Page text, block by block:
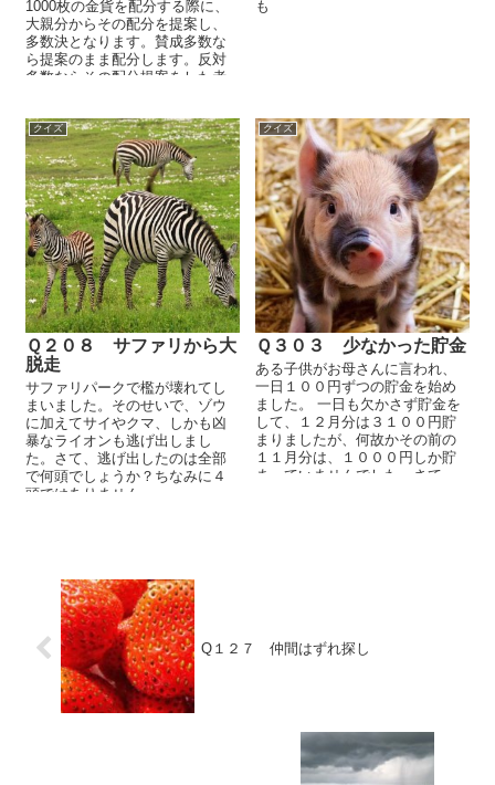
1000枚の金貨を配分する際に、
大親分からその配分を提案し、
多数決となります。賛成多数な
ら提案のまま配分します。反対
多数ならその配分提案をした者
も
クイズ
Ｑ２０８ サファリから大
脱走
サファリパークで檻が壊れてし
まいました。そのせいで、ゾウ
に加えてサイやクマ、しかも凶
暴なライオンも逃げ出しまし
た。さて、逃げ出したのは全部
で何頭でしょうか？ちなみに４
頭ではありません。
クイズ
Ｑ３０３ 少なかった貯金
ある子供がお母さんに言われ、
一日１００円ずつの貯金を始め
ました。 一日も欠かさず貯金を
して、１２月分は３１００円貯
まりましたが、何故かその前の
１１月分は、１０００円しか貯
まっていませんでした。さて、
Q１２７ 仲間はずれ探し